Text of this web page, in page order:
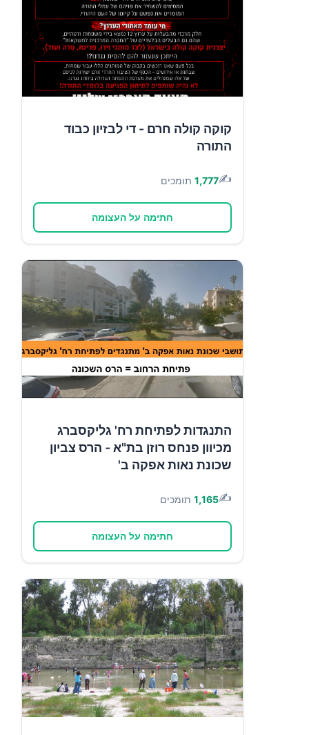
קוקה קולה חרם - די לבזיון כבוד
התורה
✍️
1,777 תומכים
חתימה על העצומה
התנגדות לפתיחת רח' גליקסברג
מכיוון פנחס רוזן בת"א - הרס צביון
שכונת נאות אפקה ב'
✍️
1,165 תומכים
חתימה על העצומה